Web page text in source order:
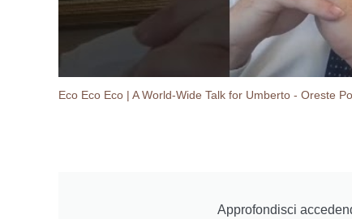
Eco Eco Eco | A World-Wide Talk for Umberto - Oreste
Approfondisci